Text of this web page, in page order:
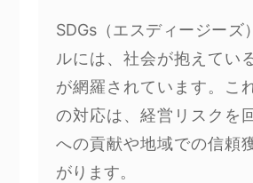
SDGs（エスディージーズ
ルには、社会が抱えてい
が網羅されています。こ
の対応は、経営リスクを
への貢献や地域での信頼
がります。